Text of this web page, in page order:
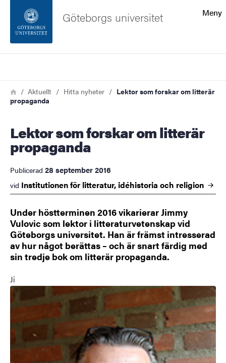
Sidfoten
Om webbplatsen
Meny
Göteborgs universitet
Länkstig
HemAktuellt Hitta nyheter
Lektor som forskar om litterär
propaganda
Lektor som forskar om litterär
propaganda
Publicerad 28 september 2016
vid Institutionen för litteratur, idéhistoria och religion
Under höstterminen 2016 vikarierar Jimmy
Vulovic som lektor i litteraturvetenskap vid
Göteborgs universitet. Han är främst intresserad
av hur något berättas – och är snart färdig med
sin tredje bok om litterär propaganda.
Ji